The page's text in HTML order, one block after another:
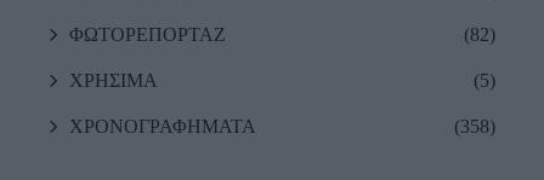
ΦΩΤΟΡΕΠΟΡΤΑΖ (82)
ΧΡΗΣΙΜΑ (5)
ΧΡΟΝΟΓΡΑΦΗΜΑΤΑ (358)